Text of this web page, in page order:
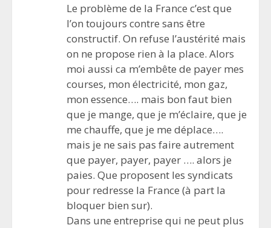
Le problème de la France c’est que
l’on toujours contre sans être
constructif. On refuse l’austérité mais
on ne propose rien à la place. Alors
moi aussi ca m’embête de payer mes
courses, mon électricité, mon gaz,
mon essence…. mais bon faut bien
que je mange, que je m’éclaire, que je
me chauffe, que je me déplace….
mais je ne sais pas faire autrement
que payer, payer, payer …. alors je
paies. Que proposent les syndicats
pour redresse la France (à part la
bloquer bien sur).
Dans une entreprise qui ne peut plus